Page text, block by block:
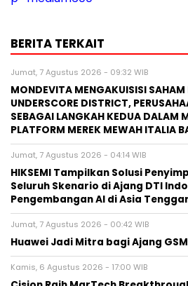
BERITA TERKAIT
Jumat, 7 Agustus 2026 - 09:32 WIB
MONDEVITA MENGAKUISISI
UNDERSCORE DISTRICT,
SEBAGAI LANGKAH KEDUA DALAM
PLATFORM MEREK MEWAH ITALIA
Jumat, 7 Agustus 2026 - 04:14 WIB
HIKSEMI Tampilkan Solusi
Seluruh Skenario di Ajang DTI
Pengembangan AI di Asia
Jumat, 7 Agustus 2026 - 00:42 WIB
Huawei Jadi Mitra bagi Ajang
Kamis, 6 Agustus 2026 - 17:00 WIB